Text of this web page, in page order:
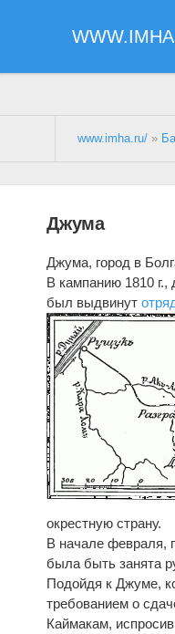
head.php"}
www.imha.ru/ »
Джума
Джума, город в
В кампанию 1810
был выдвинут
окрестную страну.
В начале февраля,
была быть занята
Подойдя к Джуме,
требованием о
Каймакам,